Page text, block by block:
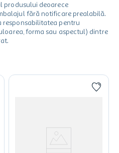
produsului deoarece
fără notificare prealabilă.
responsabilitatea pentru
forma sau aspectul) dintre